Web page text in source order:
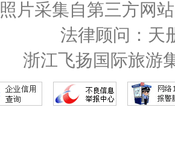
照片采集自第三方网
法律顾问：天
浙江飞扬国际旅游